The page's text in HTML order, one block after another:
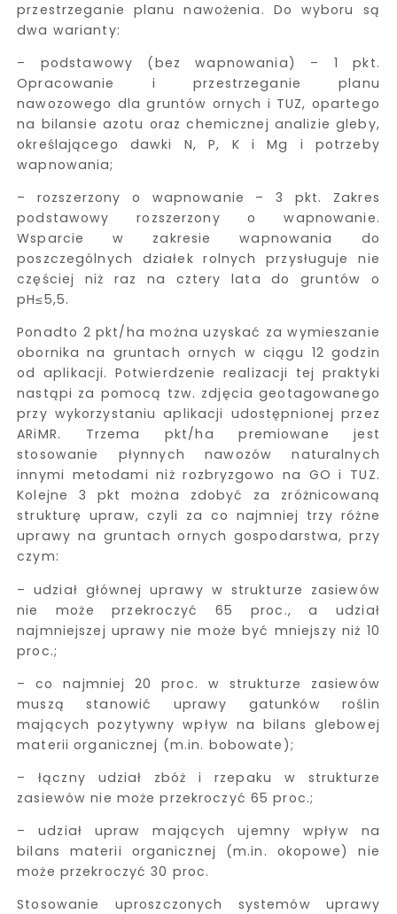
przestrzeganie planu nawożenia. Do wyboru są
dwa warianty:
– podstawowy (bez wapnowania) – 1 pkt.
Opracowanie i przestrzeganie planu
nawozowego dla gruntów ornych i TUZ, opartego
na bilansie azotu oraz chemicznej analizie gleby,
określającego dawki N, P, K i Mg i potrzeby
wapnowania;
– rozszerzony o wapnowanie – 3 pkt. Zakres
podstawowy rozszerzony o wapnowanie.
Wsparcie w zakresie wapnowania do
poszczególnych działek rolnych przysługuje nie
częściej niż raz na cztery lata do gruntów o
pH≤5,5.
Ponadto 2 pkt/ha można uzyskać za wymieszanie
obornika na gruntach ornych w ciągu 12 godzin
od aplikacji. Potwierdzenie realizacji tej praktyki
nastąpi za pomocą tzw. zdjęcia geotagowanego
przy wykorzystaniu aplikacji udostępnionej przez
ARiMR. Trzema pkt/ha premiowane jest
stosowanie płynnych nawozów naturalnych
innymi metodami niż rozbryzgowo na GO i TUZ.
Kolejne 3 pkt można zdobyć za zróżnicowaną
strukturę upraw, czyli za co najmniej trzy różne
uprawy na gruntach ornych gospodarstwa, przy
czym:
– udział głównej uprawy w strukturze zasiewów
nie może przekroczyć 65 proc., a udział
najmniejszej uprawy nie może być mniejszy niż 10
proc.;
– co najmniej 20 proc. w strukturze zasiewów
muszą stanowić uprawy gatunków roślin
mających pozytywny wpływ na bilans glebowej
materii organicznej (m.in. bobowate);
– łączny udział zbóż i rzepaku w strukturze
zasiewów nie może przekroczyć 65 proc.;
– udział upraw mających ujemny wpływ na
bilans materii organicznej (m.in. okopowe) nie
może przekroczyć 30 proc.
Stosowanie uproszczonych systemów uprawy